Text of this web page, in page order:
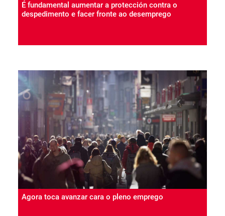
É fundamental aumentar a protección contra o
despedimento e facer fronte ao desemprego
Agora toca avanzar cara o pleno emprego